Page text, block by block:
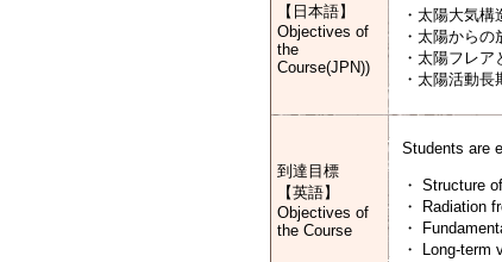
【日本語】
Objectives of
the
Course(JPN))
・太陽大気構
・太陽から
・太陽フレ
・太陽活動長
到達目標
【英語】
Objectives of
the Course
Students are
・ Structure
・ Radiation
・
・ Long-term